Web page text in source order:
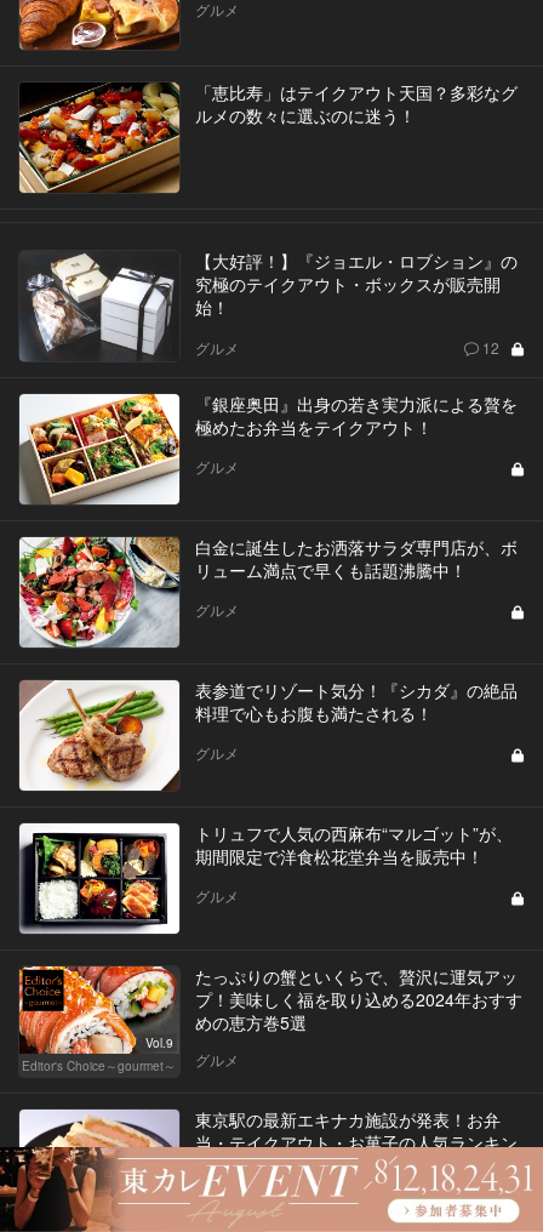
グルメ
「恵比寿」はテイクアウト天国？多彩なグ
ルメの数々に選ぶのに迷う！
【大好評！】『ジョエル・ロブション』の
究極のテイクアウト・ボックスが販売開
始！
グルメ 12
『銀座奥田』出身の若き実力派による贅を
極めたお弁当をテイクアウト！
グルメ
白金に誕生したお洒落サラダ専門店が、ボ
リューム満点で早くも話題沸騰中！
グルメ
表参道でリゾート気分！『シカダ』の絶品
料理で心もお腹も満たされる！
グルメ
トリュフで人気の西麻布“マルゴット”が、
期間限定で洋食松花堂弁当を販売中！
グルメ
Vol.9
Editor's Choice～gourmet～
たっぷりの蟹といくらで、贅沢に運気アッ
プ！美味しく福を取り込める2024年おすす
めの恵方巻5選
グルメ
東京駅の最新エキナカ施設が発表！お弁
当・テイクアウト・お菓子の人気ランキン
グ2020